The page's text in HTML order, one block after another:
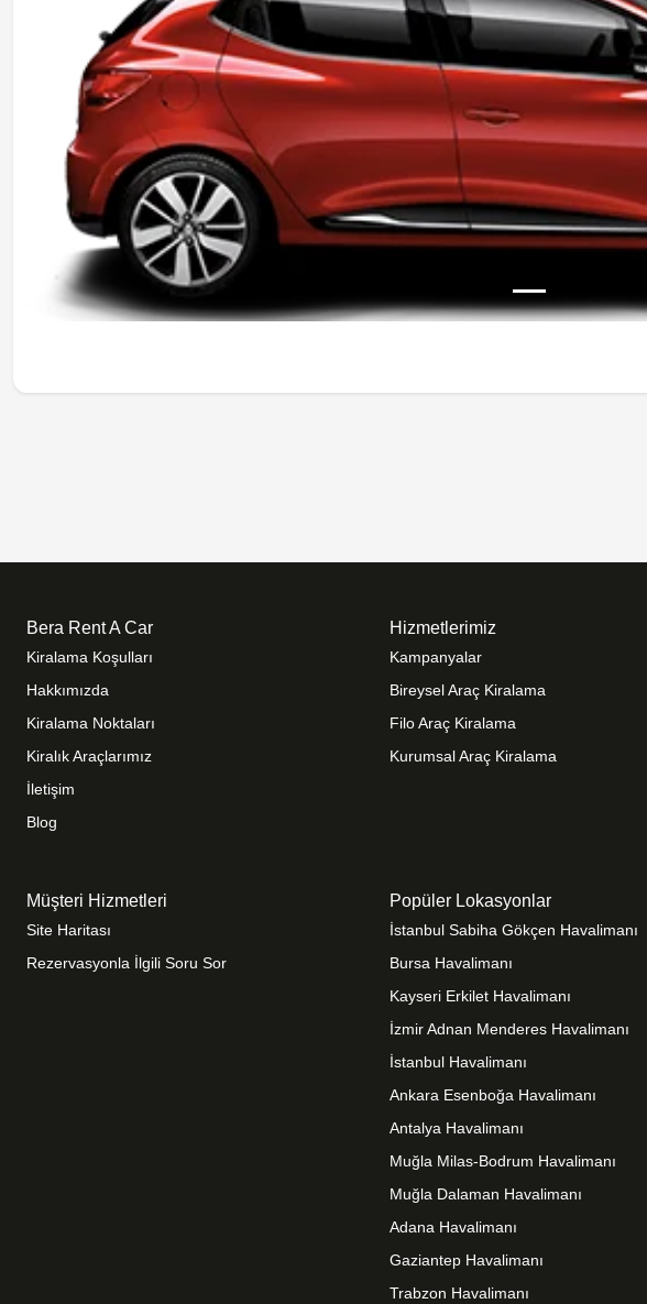
Bera Rent A Car
Kiralama Koşulları
Hakkımızda
Kiralama Noktaları
Kiralık Araçlarımız
İletişim
Blog
Hizmetlerimiz
Kampanyalar
Bireysel Araç Kiralama
Filo Araç Kiralama
Kurumsal Araç Kiralama
Müşteri Hizmetleri
Site Haritası
Rezervasyonla İlgili Soru Sor
Popüler Lokasyonlar
İstanbul Sabiha Gökçen Havalimanı
Bursa Havalimanı
Kayseri Erkilet Havalimanı
İzmir Adnan Menderes Havalimanı
İstanbul Havalimanı
Ankara Esenboğa Havalimanı
Antalya Havalimanı
Muğla Milas-Bodrum Havalimanı
Muğla Dalaman Havalimanı
Adana Havalimanı
Gaziantep Havalimanı
Trabzon Havalimanı